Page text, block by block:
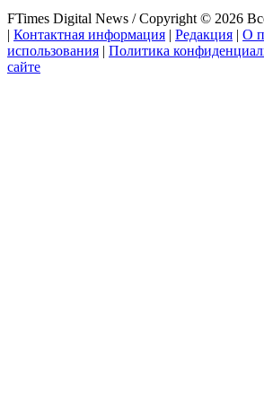
FTimes Digital News / Copyright © 2026
| Контактная информация | Редакция | О
использования | Политика
сайте